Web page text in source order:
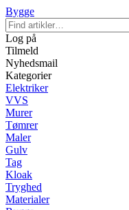
Bygge
Log på
Tilmeld
Nyhedsmail
Kategorier
Elektriker
VVS
Murer
Tømrer
Maler
Gulv
Tag
Kloak
Tryghed
Materialer